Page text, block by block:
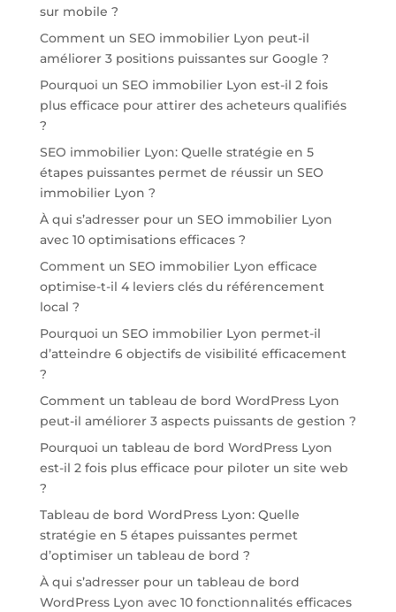
sur mobile ?
Comment un SEO immobilier Lyon peut-il
améliorer 3 positions puissantes sur Google ?
Pourquoi un SEO immobilier Lyon est-il 2 fois
plus efficace pour attirer des acheteurs qualifiés
?
SEO immobilier Lyon: Quelle stratégie en 5
étapes puissantes permet de réussir un SEO
immobilier Lyon ?
À qui s’adresser pour un SEO immobilier Lyon
avec 10 optimisations efficaces ?
Comment un SEO immobilier Lyon efficace
optimise-t-il 4 leviers clés du référencement
local ?
Pourquoi un SEO immobilier Lyon permet-il
d’atteindre 6 objectifs de visibilité efficacement
?
Comment un tableau de bord WordPress Lyon
peut-il améliorer 3 aspects puissants de gestion ?
Pourquoi un tableau de bord WordPress Lyon
est-il 2 fois plus efficace pour piloter un site web
?
Tableau de bord WordPress Lyon: Quelle
stratégie en 5 étapes puissantes permet
d’optimiser un tableau de bord ?
À qui s’adresser pour un tableau de bord
WordPress Lyon avec 10 fonctionnalités efficaces